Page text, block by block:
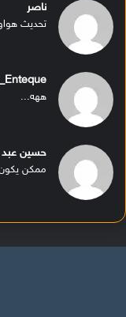
ناصر
تحديث هواوي
ههه...
حسين عبد
ممكن